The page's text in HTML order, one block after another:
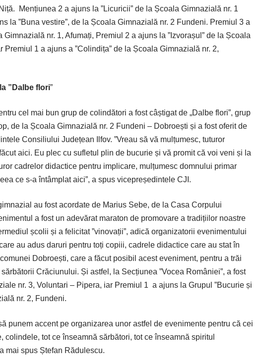
Mențiunea 2 a ajuns la ”Licuricii” de la Școala Gimnazială nr. 1
la ”Buna vestire”, de la Școala Gimnazială nr. 2 Fundeni. Premiul 3 a
Gimnazială nr. 1, Afumați, Premiul 2 a ajuns la ”Izvorașul” de la Școala
Premiul 1 a ajuns a ”Colindița” de la Școala Gimnazială nr. 2,
”Dalbe flori”
cel mai bun grup de colindători a fost câștigat de „Dalbe flori”, grup
de la Școala Gimnazială nr. 2 Fundeni – Dobroești și a fost oferit de
Consiliului Județean Ilfov. ”Vreau să vă mulțumesc, tuturor
aici. Eu plec cu sufletul plin de bucurie și vă promit că voi veni și la
cadrelor didactice pentru implicare, mulțumesc domnului primar
ce s-a întâmplat aici”, a spus vicepreședintele CJI.
au fost acordate de Marius Sebe, de la Casa Corpului
a fost un adevărat maraton de promovare a tradițiilor noastre
școlii și a felicitat ”vinovații”, adică organizatorii evenimentului
au adus daruri pentru toți copiii, cadrele didactice care au stat în
Dobroești, care a făcut posibil acest eveniment, pentru a trăi
Crăciunului. Și astfel, la Secțiunea ”Vocea României”, a fost
nr. 3, Voluntari – Pipera, iar Premiul 1 a ajuns la Grupul ”Bucurie și
nr. 2, Fundeni.
punem accent pe organizarea unor astfel de evenimente pentru că cei
colindele, tot ce înseamnă sărbători, tot ce înseamnă spiritul
mai spus Ștefan Rădulescu.